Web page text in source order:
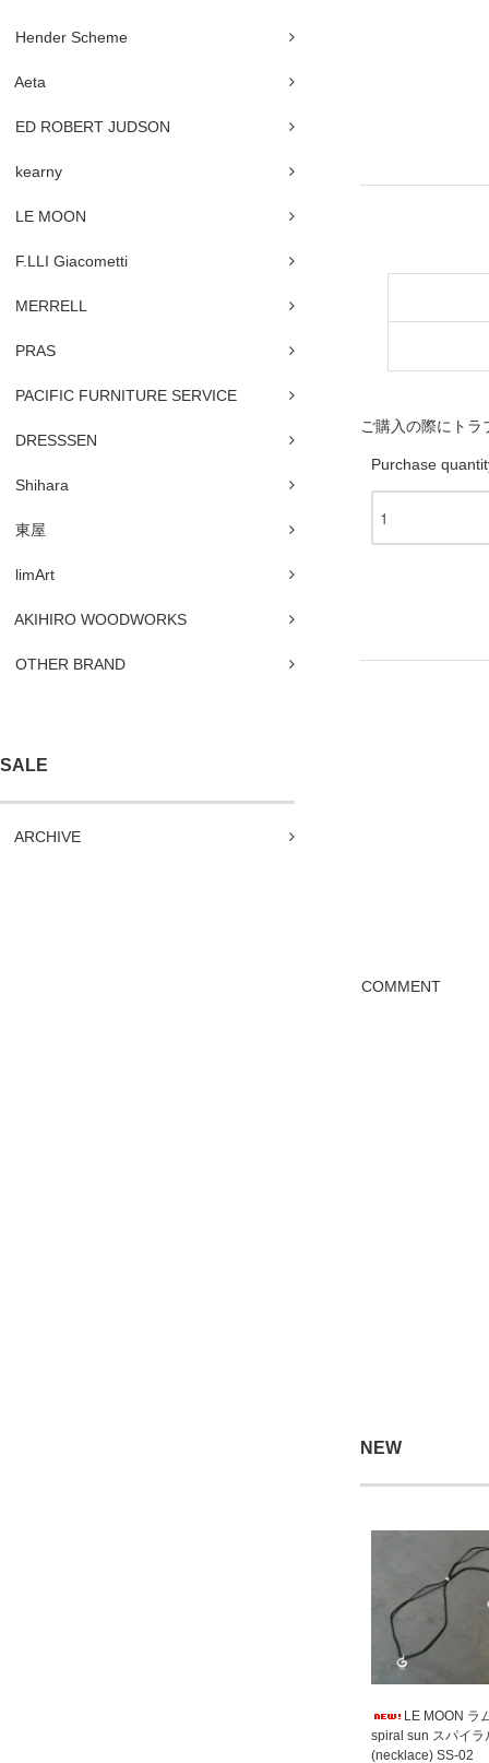
Hender Scheme
Aeta
ED ROBERT JUDSON
kearny
LE MOON
F.LLI Giacometti
MERRELL
PRAS
PACIFIC FURNITURE SERVICE
DRESSSEN
Shihara
東屋
limArt
AKIHIRO WOODWORKS
OTHER BRAND
SALE
ARCHIVE
ご購入の際にト
Purchase
COMMENT
NEW
LE MOON ラ
spiral sun スパイラ
(necklace) SS-02